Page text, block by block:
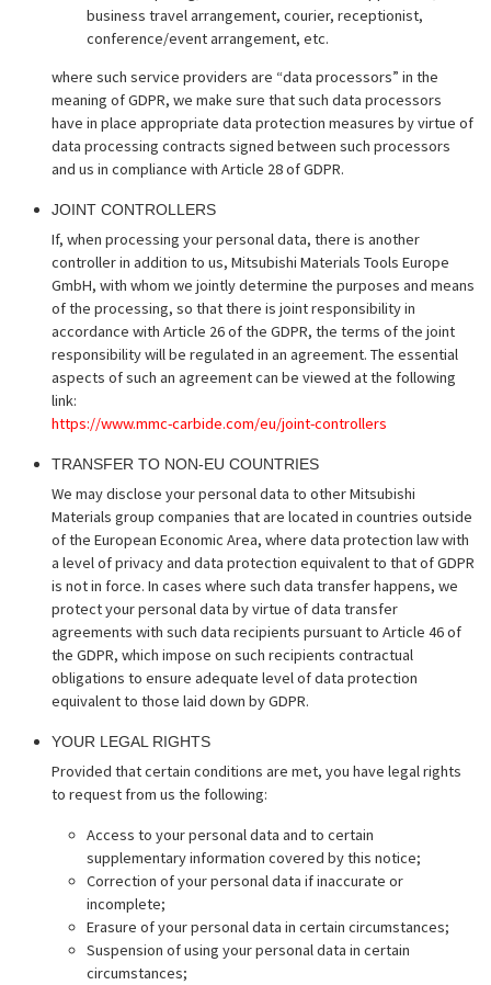
business travel arrangement, courier, receptionist,
conference/event arrangement, etc.
where such service providers are “data processors” in the
meaning of GDPR, we make sure that such data processors
have in place appropriate data protection measures by virtue of
data processing contracts signed between such processors
and us in compliance with Article 28 of GDPR.
JOINT CONTROLLERS
If, when processing your personal data, there is another
controller in addition to us, Mitsubishi Materials Tools Europe
GmbH, with whom we jointly determine the purposes and means
of the processing, so that there is joint responsibility in
accordance with Article 26 of the GDPR, the terms of the joint
responsibility will be regulated in an agreement. The essential
aspects of such an agreement can be viewed at the following
link:
https://www.mmc-carbide.com/eu/joint-controllers
TRANSFER TO NON-EU COUNTRIES
We may disclose your personal data to other Mitsubishi
Materials group companies that are located in countries outside
of the European Economic Area, where data protection law with
a level of privacy and data protection equivalent to that of GDPR
is not in force. In cases where such data transfer happens, we
protect your personal data by virtue of data transfer
agreements with such data recipients pursuant to Article 46 of
the GDPR, which impose on such recipients contractual
obligations to ensure adequate level of data protection
equivalent to those laid down by GDPR.
YOUR LEGAL RIGHTS
Provided that certain conditions are met, you have legal rights
to request from us the following:
Access to your personal data and to certain
supplementary information covered by this notice;
Correction of your personal data if inaccurate or
incomplete;
Erasure of your personal data in certain circumstances;
Suspension of using your personal data in certain
circumstances;